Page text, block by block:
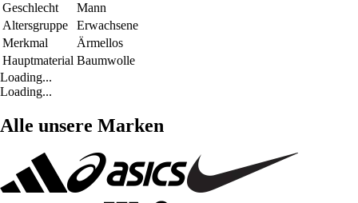
Geschlecht
Mann
Altersgruppe
Erwachsene
Merkmal
Ärmellos
Hauptmaterial Baumwolle
Loading...
Loading...
Alle unsere Marken